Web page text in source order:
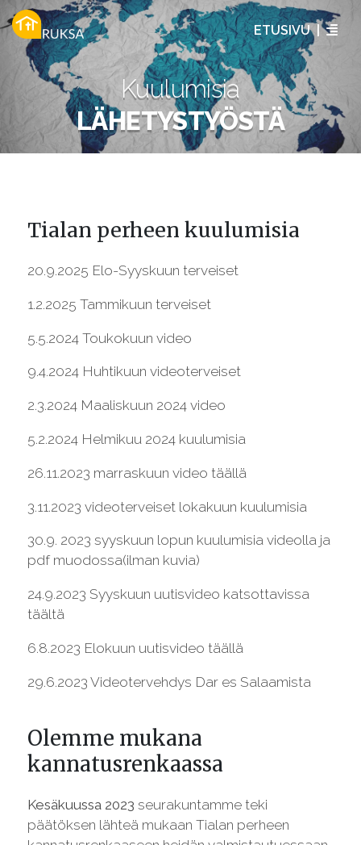
ETUSIVU
Kuulumisia
LÄHETYSTYÖSTÄ
Tialan perheen kuulumisia
20.9.2025 Elo-Syyskuun terveiset
1.2.2025 Tammikuun terveiset
5.5.2024 Toukokuun video
9.4.2024 Huhtikuun videoterveiset
2.3.2024 Maaliskuun 2024 video
5.2.2024 Helmikuu 2024 kuulumisia
26.11.2023 marraskuun video täällä
3.11.2023 videoterveiset lokakuun kuulumisia
30.9. 2023 syyskuun lopun kuulumisia videollaja
pdf muodossa(ilman kuvia)
24.9.2023 Syyskuun uutisvideo katsottavissa
täältä
6.8.2023 Elokuun uutisvideo täällä
29.6.2023 Videotervehdys Dar es Salaamista
Olemme mukana
kannatusrenkaassa
Kesäkuussa 2023 seurakuntamme teki
päätöksen lähteä mukaan Tialan perheen